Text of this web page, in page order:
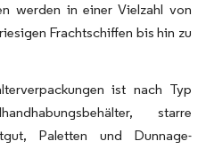
werden in einer Vielzahl von
Frachtschiffen bis hin zu
ist nach Typ
starre
Paletten und Dunnage-